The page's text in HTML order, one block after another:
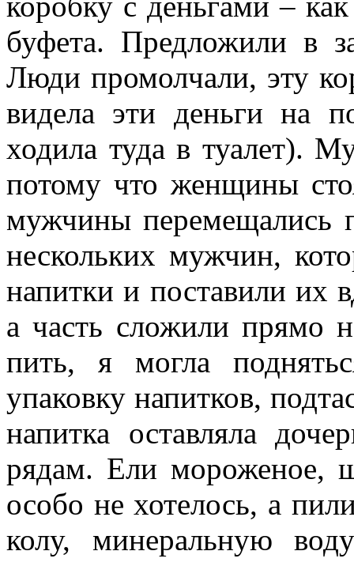
буфета. Предложили в
Люди промолчали, эту
видела эти деньги на
ходила туда в туалет).
потому что женщины
мужчины перемещались
нескольких мужчин,
напитки и поставили их
а часть сложили прямо
пить, я могла
упаковку напитков,
напитка оставляла
рядам. Ели мороженое,
особо не хотелось, а
колу, минеральную